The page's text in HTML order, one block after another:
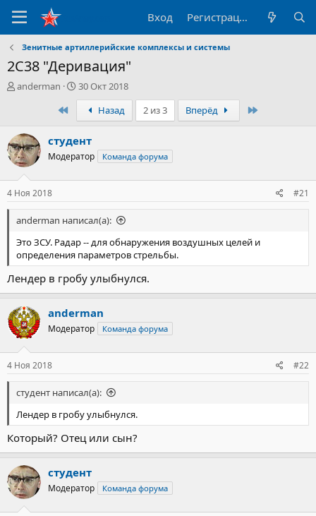
Вход Регистрация
Зенитные артиллерийские комплексы и системы
2С38 "Деривация"
А
р
т
е
м
ы
anderman
Д
а
а
н
а
ч
30 Окт 2018
ПервыйНазад 2 из 3 Вперёд
студент
Модератор Команда форума
4 Ноя 2018 #21
anderman написал(а):
Это ЗСУ. Радар -- для обнаружения воздушных целей и
определения параметров стрельбы.
Лендер в гробу улыбнулся.
anderman
Модератор Команда форума
4 Ноя 2018 #22
студент написал(а):
Лендер в гробу улыбнулся.
Который? Отец или сын?
студент
Модератор Команда форума